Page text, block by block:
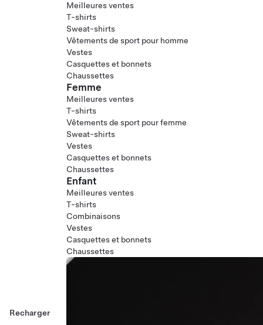
Recharger
Meilleures ventes
T-shirts
Sweat-shirts
Vêtements de sport pour homme
Vestes
Casquettes et bonnets
Chaussettes
Femme
Meilleures ventes
T-shirts
Vêtements de sport pour femme
Sweat-shirts
Vestes
Casquettes et bonnets
Chaussettes
Enfant
Meilleures ventes
T-shirts
Combinaisons
Vestes
Casquettes et bonnets
Chaussettes